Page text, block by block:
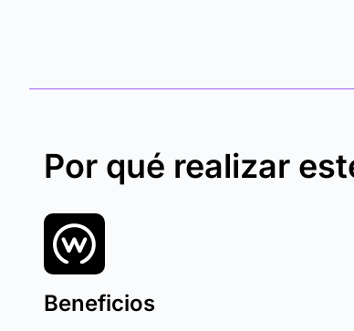
Por qué realizar
Beneficios